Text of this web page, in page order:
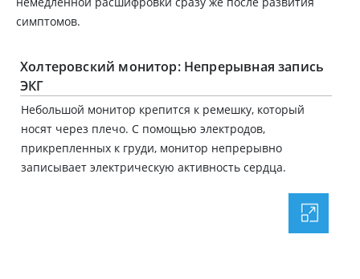
симптомов.
Холтеровский монитор: Непрерывная запись
ЭКГ
Небольшой монитор крепится к ремешку, который
носят через плечо. С помощью электродов,
прикрепленных к груди, монитор непрерывно
записывает электрическую активность сердца.